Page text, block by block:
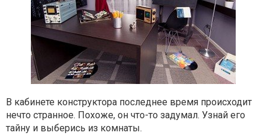
В кабинете конструктора последнее время происходит
нечто странное. Похоже, он что-то задумал. Узнай его
тайну и выберись из комнаты.